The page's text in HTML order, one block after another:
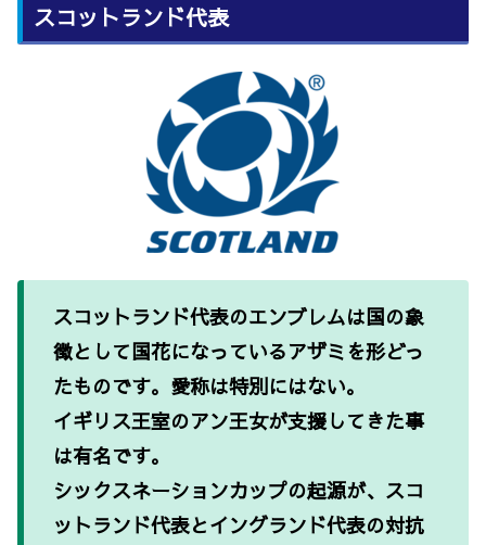
スコットランド代表
スコットランド代表のエンブレムは国の象
徴として国花になっているアザミを形どっ
たものです。愛称は特別にはない。
イギリス王室のアン王女が支援してきた事
は有名です。
シックスネーションカップの起源が、スコ
ットランド代表とイングランド代表の対抗